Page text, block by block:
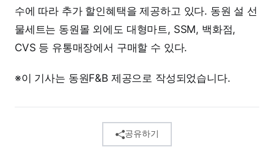
수에 따라 추가 할인혜택을 제공하고 있다. 동원 설 선
물세트는 동원몰 외에도 대형마트, SSM, 백화점,
CVS 등 유통매장에서 구매할 수 있다.
※이 기사는 동원F&B 제공으로 작성되었습니다.
공유하기